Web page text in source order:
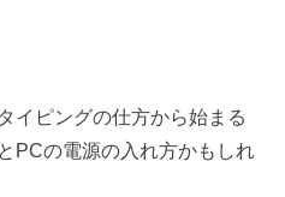
イピングの仕方から始まる
PCの電源の入れ方かもしれ